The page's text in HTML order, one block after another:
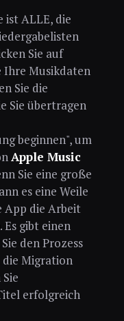
ist ALLE, die
Sie auf
Ihre Musikdaten
Sie die
Sie übertragen
beginnen", um
Apple Music
Sie eine große
es eine Weile
App die Arbeit
gibt einen
den Prozess
die Migration
erfolgreich